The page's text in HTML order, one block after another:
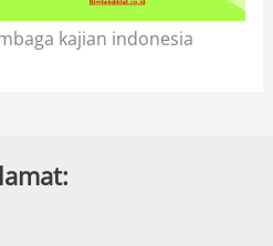
kajian indonesia